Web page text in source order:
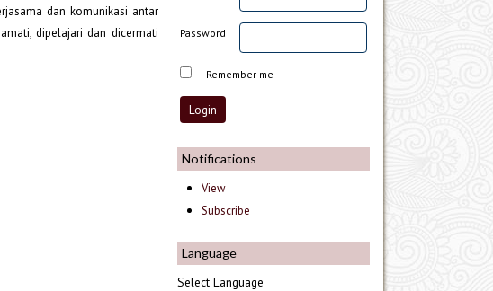
Password
Remember me
Notifications
View
Subscribe
Language
Select Language
dan komunikasi antar
dipelajari dan dicermati